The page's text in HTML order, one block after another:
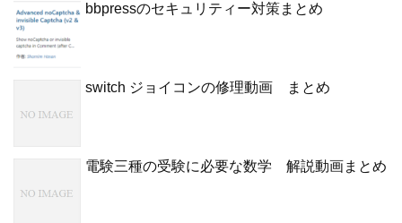
bbpressのセキュリティー対策まとめ
switch ジョイコンの修理動画 まとめ
電験三種の受験に必要な数学 解説動画まとめ